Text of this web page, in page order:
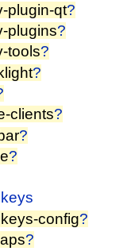
plugin-qt?
plugins?
tools?
?
clients?
?
?
config?
?